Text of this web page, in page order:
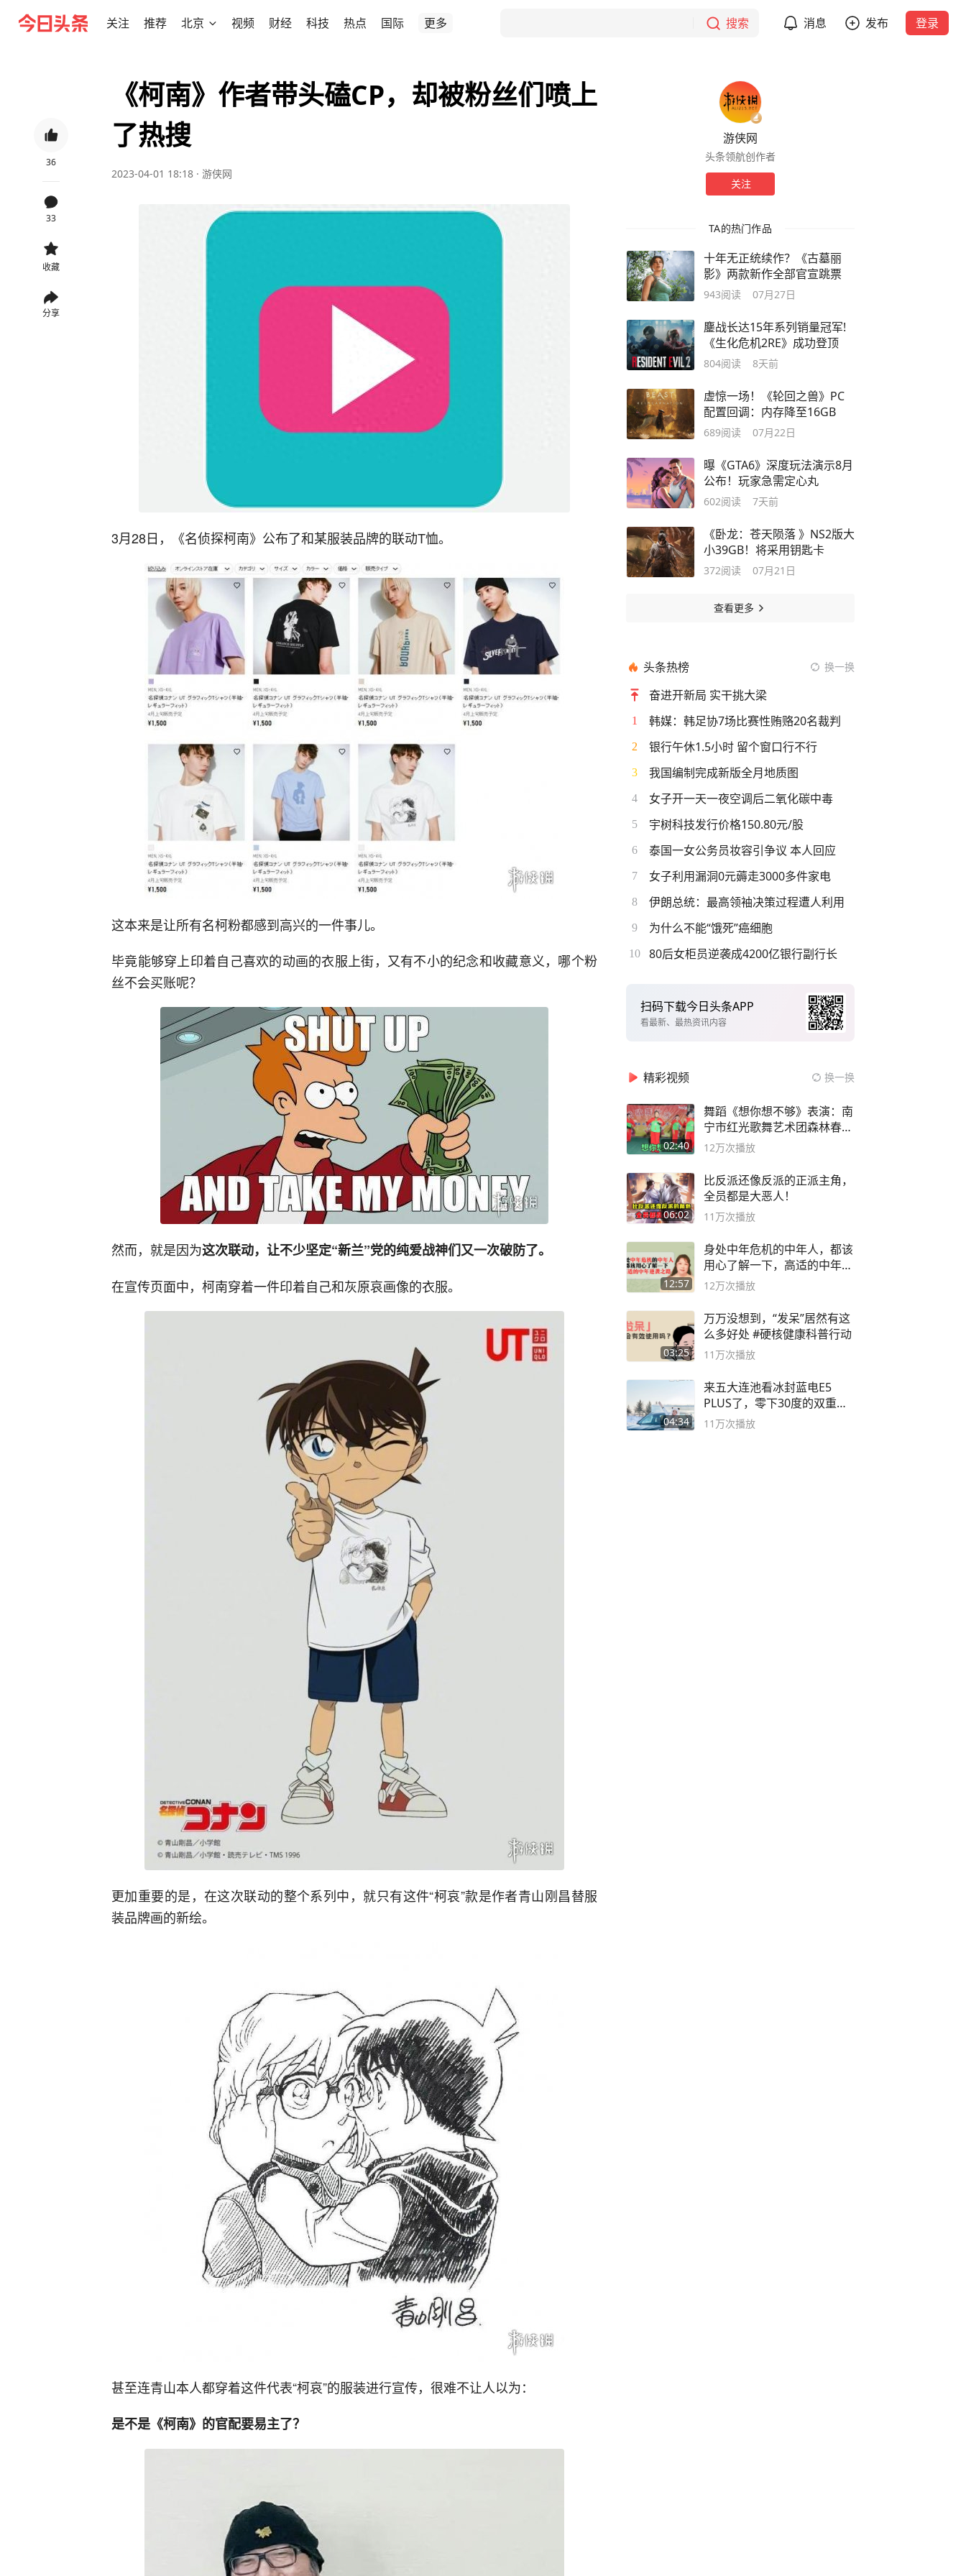
关注 推荐 北京 视频 财经 科技 热点 国际 更多 搜索 消息 发布 登录
36
33
收藏
分享
《柯南》作者带头磕CP，却被粉丝们喷上
了热搜
2023-04-01 18:18 · 游侠网
3月28日，《名侦探柯南》公布了和某服装品牌的联动T恤。
这本来是让所有名柯粉都感到高兴的一件事儿。
毕竟能够穿上印着自己喜欢的动画的衣服上街，又有不小的纪念和收藏意义，哪个粉
丝不会买账呢？
然而，就是因为这次联动，让不少坚定“新兰”党的纯爱战神们又一次破防了。
在宣传页面中，柯南穿着一件印着自己和灰原哀画像的衣服。
更加重要的是，在这次联动的整个系列中，就只有这件“柯哀”款是作者青山刚昌替服
装品牌画的新绘。
甚至连青山本人都穿着这件代表“柯哀”的服装进行宣传，很难不让人以为：
是不是《柯南》的官配要易主了？
游侠网
头条领航创作者
关注
TA的热门作品
十年无正统续作？《古墓丽
影》两款新作全部官宣跳票
943阅读 07月27日
鏖战长达15年系列销量冠军!
《生化危机2RE》成功登顶
804阅读 8天前
虚惊一场！《轮回之兽》PC
配置回调：内存降至16GB
689阅读 07月22日
曝《GTA6》深度玩法演示8月
公布！玩家急需定心丸
602阅读 7天前
《卧龙：苍天陨落 》NS2版大
小39GB！将采用钥匙卡
372阅读 07月21日
查看更多
头条热榜 换一换
奋进开新局 实干挑大梁
1 韩媒：韩足协7场比赛性贿赂20名裁判
2 银行午休1.5小时 留个窗口行不行
3 我国编制完成新版全月地质图
4 女子开一天一夜空调后二氧化碳中毒
5 宇树科技发行价格150.80元/股
6 泰国一女公务员妆容引争议 本人回应
7 女子利用漏洞0元薅走3000多件家电
8 伊朗总统：最高领袖决策过程遭人利用
9 为什么不能“饿死”癌细胞
10 80后女柜员逆袭成4200亿银行副行长
扫码下载今日头条APP
看最新、最热资讯内容
精彩视频 换一换
02:40
舞蹈《想你想不够》表演：南
宁市红光歌舞艺术团森林春红
舞蹈队。
12万次播放
06:02
比反派还像反派的正派主角，
全员都是大恶人！
11万次播放
12:57
身处中年危机的中年人，都该
用心了解一下，高适的中年逆
袭之路
12万次播放
03:25
万万没想到，“发呆”居然有这
么多好处 #硬核健康科普行动
11万次播放
04:34
来五大连池看冰封蓝电E5
PLUS了，零下30度的双重冰
封40小时全录
11万次播放